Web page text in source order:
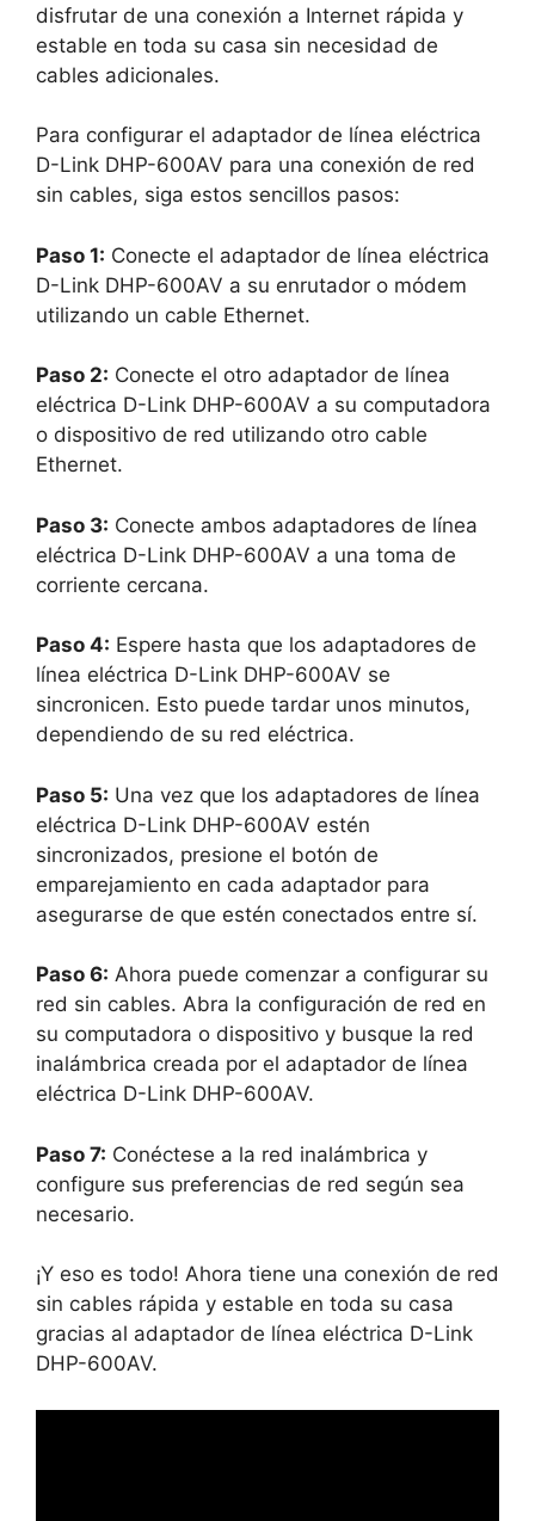
disfrutar de una conexión a Internet rápida y
estable en toda su casa sin necesidad de
cables adicionales.
Para configurar el adaptador de línea eléctrica
D-Link DHP-600AV para una conexión de red
sin cables, siga estos sencillos pasos:
Paso 1: Conecte el adaptador de línea eléctrica
D-Link DHP-600AV a su enrutador o módem
utilizando un cable Ethernet.
Paso 2: Conecte el otro adaptador de línea
eléctrica D-Link DHP-600AV a su computadora
o dispositivo de red utilizando otro cable
Ethernet.
Paso 3: Conecte ambos adaptadores de línea
eléctrica D-Link DHP-600AV a una toma de
corriente cercana.
Paso 4: Espere hasta que los adaptadores de
línea eléctrica D-Link DHP-600AV se
sincronicen. Esto puede tardar unos minutos,
dependiendo de su red eléctrica.
Paso 5: Una vez que los adaptadores de línea
eléctrica D-Link DHP-600AV estén
sincronizados, presione el botón de
emparejamiento en cada adaptador para
asegurarse de que estén conectados entre sí.
Paso 6: Ahora puede comenzar a configurar su
red sin cables. Abra la configuración de red en
su computadora o dispositivo y busque la red
inalámbrica creada por el adaptador de línea
eléctrica D-Link DHP-600AV.
Paso 7: Conéctese a la red inalámbrica y
configure sus preferencias de red según sea
necesario.
¡Y eso es todo! Ahora tiene una conexión de red
sin cables rápida y estable en toda su casa
gracias al adaptador de línea eléctrica D-Link
DHP-600AV.